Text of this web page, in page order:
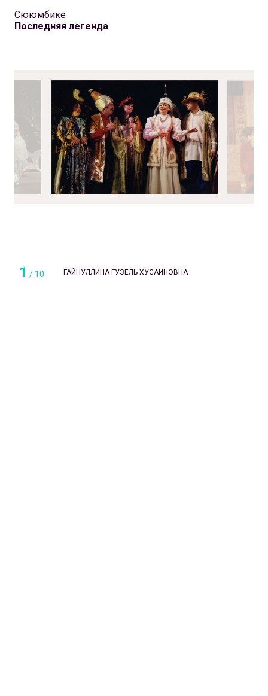
Сююмбике
Последняя легенда
1 / 10 ГАЙНУЛЛИНА ГУЗЕЛЬ ХУСАИНОВНА